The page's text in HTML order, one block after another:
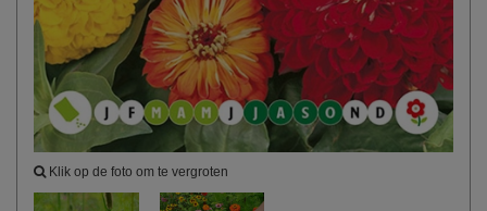
Klik op de foto om te vergroten